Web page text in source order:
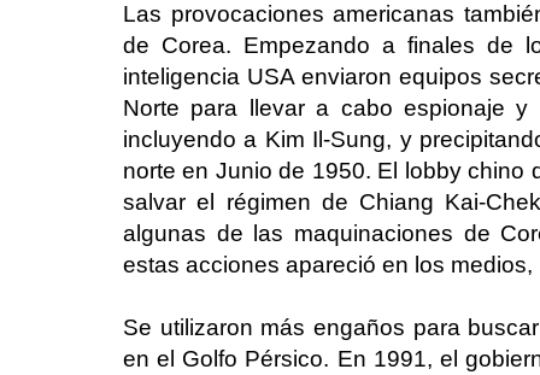
Las provocaciones americanas
de Corea. Empezando a finales de
inteligencia USA enviaron equipos
Norte para llevar a cabo espionaje
incluyendo a Kim Il-Sung, y
norte en Junio de 1950. El lobby chino
salvar el régimen de Chiang Kai-
algunas de las maquinaciones de
estas acciones apareció en los medios,
Se utilizaron más engaños para
en el Golfo Pérsico. En 1991, el